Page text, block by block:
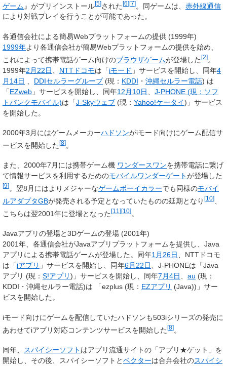
ゲーム 』がプリインストール[5]された[6][7]。同ゲームは、 赤外線通信
により対戦プレイを行うことが可能であった。
各通信会社による簡易Webプラットフォームの提供 (1999年)
1999年より各通信会社が簡易Webプラットフォームの提供を始め、
これによって携帯電話ゲーム向けのブラウザゲームが登場した[2]。
1999年2月22日 NTTドコモは「iモード 」サービスを開始し、同年4
月14日
DDIセルラーグループ(現： KDDI ・ 沖縄セルラー電話) は
「EZweb 」サービスを開始し、同年12月10日
J-PHONE (現：ソフ
トバンクモバイル)は「J-Skyウェブ (現： Yahoo!ケータイ)」サービス
を開始した。
2000年3月にはゲームメーカーハドソンがiモード向けにゲーム配信サ
ービスを開始した [8] 。
また、2000年7月には携帯ゲーム機 ワンダースワンを携帯電話に繋げ
て情報サービスを利用するためのモバイルワンダーゲートが登場した
[9] 。翌8月にはよりメジャーなゲームボーイカラーでも同様のモバイ
ルアダプタGBが発売される予定となっていたものの延期となり [10]
こちらは翌2001年に登場となった[11 ][10]。
Javaアプリの登場と3Dゲームの登場 (2001年)
2001年、各通信会社がJavaアプリプラットフォームを提供し、Java
アプリによる携帯電話ゲームが登場した。同年1月26日
、NTTドコモ
は「iアプリ 」サービスを開始し、同年6月22日
、J-PHONEは「Java
アプリ (現： S!アプリ)」サービスを開始し、同年7月4日 au (現：
KDDI・沖縄セルラー電話)は 「ezplus (現： EZアプリ (Java))」サー
ビスを開始した。
iモード向けにゲームを配信していたハドソンも503iシリーズの発売に
あわせてiアプリ対応コンテンツサービスを開始した[8]。
同年、 スパイシーソフト はアプリ流通サイトの「アプリ★ゲット」を
開始し、その後、スパイシーソフトとベクターは合弁会社のスパイシ